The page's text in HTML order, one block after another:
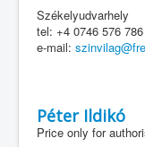
Székelyudvarhely
tel: +4 0746 576 786
e-mail:
Péter Ildikó
Price only for